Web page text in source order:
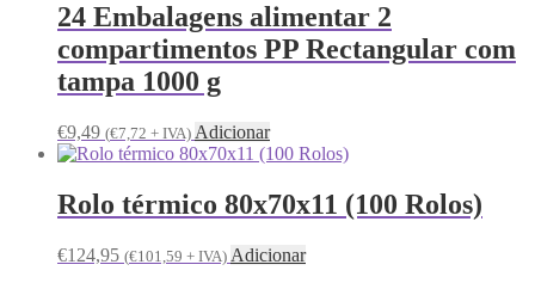
24 Embalagens alimentar 2
compartimentos PP Rectangular com
tampa 1000 g
€9,49 (€7,72 + IVA) Adicionar
Rolo térmico 80x70x11 (100 Rolos)
€124,95 (€101,59 + IVA) Adicionar